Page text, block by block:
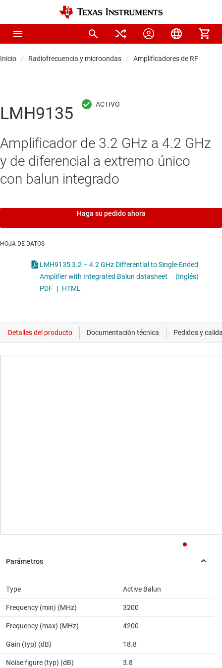
Inicio Radiofrecuencia y microondas Amplificadores de RF
LMH9135
Amplificador de 3.2 GHz a 4.2 GHz
y de diferencial a extremo único
con balun integrado
Haga su pedido ahora
HOJA DE DATOS
LMH9135 3.2 – 4.2 GHz Differential to Single-Ended
Amplifier with Integrated Balun datasheet
(Inglés)
PDF | HTML
Type Active Balun
Frequency (min) (MHz) 3200
Frequency (max) (MHz) 4200
Gain (typ) (dB) 18.8
Noise figure (typ) (dB) 3.8